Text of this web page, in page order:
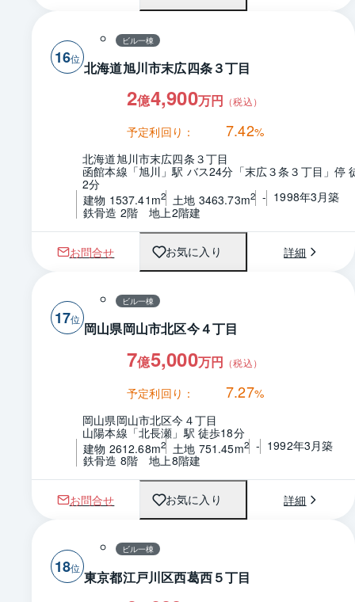
16
ビル一棟
北海道旭川市末広四条３丁目
2億4,900万円 （税込）
予定利回り： 7.42%
北海道旭川市末広四条３丁目
函館本線「旭川」駅 バス24分「末広３条３丁目」停
2分
建物 1537.41m2 土地 3463.73m2 - 1998年3月築
鉄骨造 2階　地上2階建
お問合せ お気に入り 詳細
17
ビル一棟
岡山県岡山市北区今４丁目
7億5,000万円 （税込）
予定利回り： 7.27%
岡山県岡山市北区今４丁目
山陽本線「北長瀬」駅 徒歩18分
建物 2612.68m2 土地 751.45m2 - 1992年3月築
鉄骨造 8階　地上8階建
お問合せ お気に入り 詳細
18
ビル一棟
東京都江戸川区西葛西５丁目